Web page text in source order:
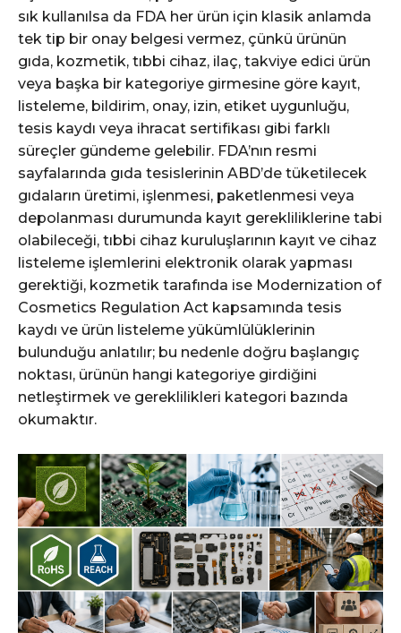
sık kullanılsa da FDA her ürün için klasik anlamda
tek tip bir onay belgesi vermez, çünkü ürünün
gıda, kozmetik, tıbbi cihaz, ilaç, takviye edici ürün
veya başka bir kategoriye girmesine göre kayıt,
listeleme, bildirim, onay, izin, etiket uygunluğu,
tesis kaydı veya ihracat sertifikası gibi farklı
süreçler gündeme gelebilir. FDA’nın resmi
sayfalarında gıda tesislerinin ABD’de tüketilecek
gıdaların üretimi, işlenmesi, paketlenmesi veya
depolanması durumunda kayıt gerekliliklerine tabi
olabileceği, tıbbi cihaz kuruluşlarının kayıt ve cihaz
listeleme işlemlerini elektronik olarak yapması
gerektiği, kozmetik tarafında ise Modernization of
Cosmetics Regulation Act kapsamında tesis
kaydı ve ürün listeleme yükümlülüklerinin
bulunduğu anlatılır; bu nedenle doğru başlangıç
noktası, ürünün hangi kategoriye girdiğini
netleştirmek ve gereklilikleri kategori bazında
okumaktır.